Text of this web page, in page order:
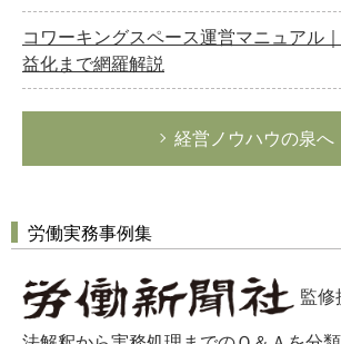
コワーキングスペース運営マニュアル
益化まで網羅解説
経営ノウハウの泉へ
労働実務事例集
監修